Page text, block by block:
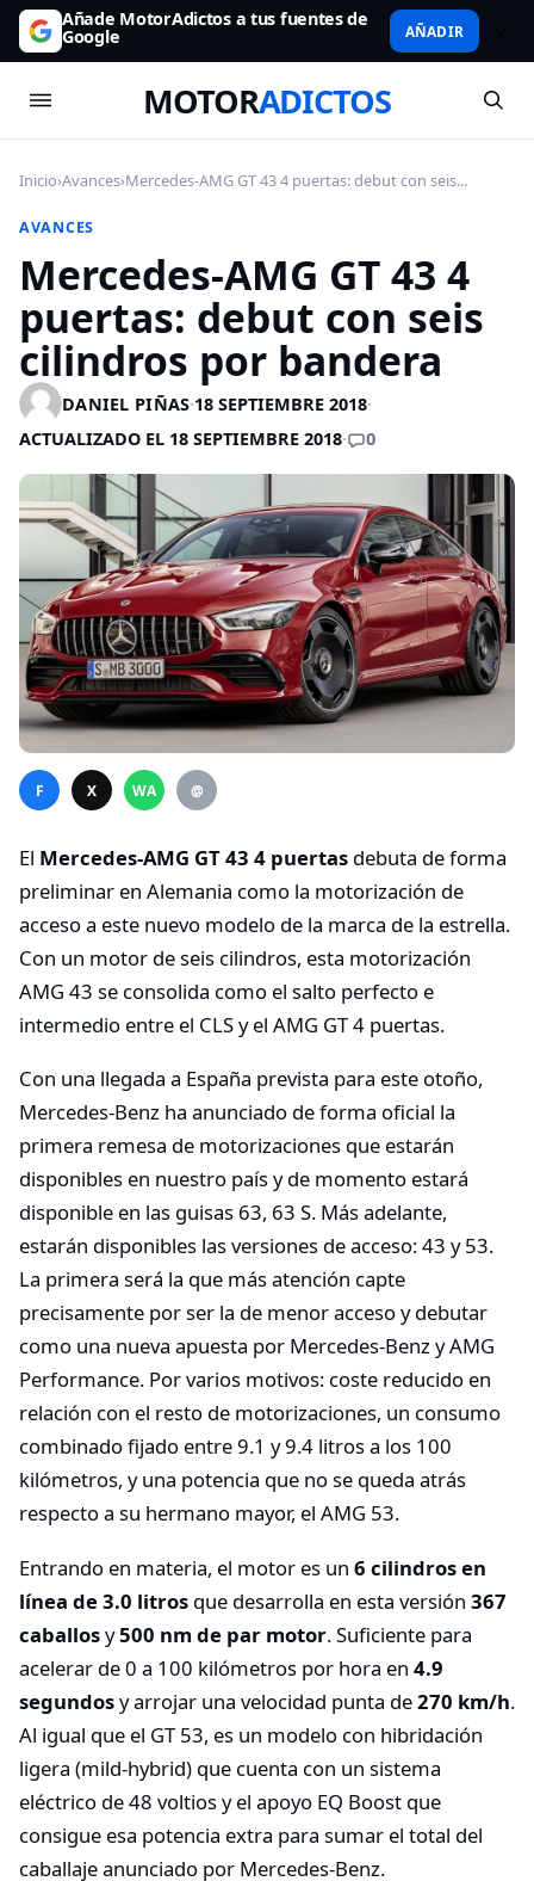
Añade MotorAdictos a tus fuentes de
Google AÑADIR
MOTORADICTOS
Inicio›Avances›Mercedes-AMG GT 43 4 puertas: debut con seis...
AVANCES
Mercedes-AMG GT 43 4
puertas: debut con seis
cilindros por bandera
DANIEL PIÑAS·18 SEPTIEMBRE 2018·
ACTUALIZADO EL 18 SEPTIEMBRE 2018· 0
F X WA @
El Mercedes-AMG GT 43 4 puertas debuta de forma
preliminar en Alemania como la motorización de
acceso a este nuevo modelo de la marca de la estrella.
Con un motor de seis cilindros, esta motorización
AMG 43 se consolida como el salto perfecto e
intermedio entre el CLS y el AMG GT 4 puertas.
Con una llegada a España prevista para este otoño,
Mercedes-Benz ha anunciado de forma oficial la
primera remesa de motorizaciones que estarán
disponibles en nuestro país y de momento estará
disponible en las guisas 63, 63 S. Más adelante,
estarán disponibles las versiones de acceso: 43 y 53.
La primera será la que más atención capte
precisamente por ser la de menor acceso y debutar
como una nueva apuesta por Mercedes-Benz y AMG
Performance. Por varios motivos: coste reducido en
relación con el resto de motorizaciones, un consumo
combinado fijado entre 9.1 y 9.4 litros a los 100
kilómetros, y una potencia que no se queda atrás
respecto a su hermano mayor, el AMG 53.
Entrando en materia, el motor es un 6 cilindros en
línea de 3.0 litros que desarrolla en esta versión 367
caballosy500 nm de par motor. Suficiente para
acelerar de 0 a 100 kilómetros por hora en 4.9
segundosy arrojar una velocidad punta de270 km/h.
Al igual que el GT 53, es un modelo con hibridación
ligera (mild-hybrid) que cuenta con un sistema
eléctrico de 48 voltios y el apoyo EQ Boost que
consigue esa potencia extra para sumar el total del
caballaje anunciado por Mercedes-Benz.